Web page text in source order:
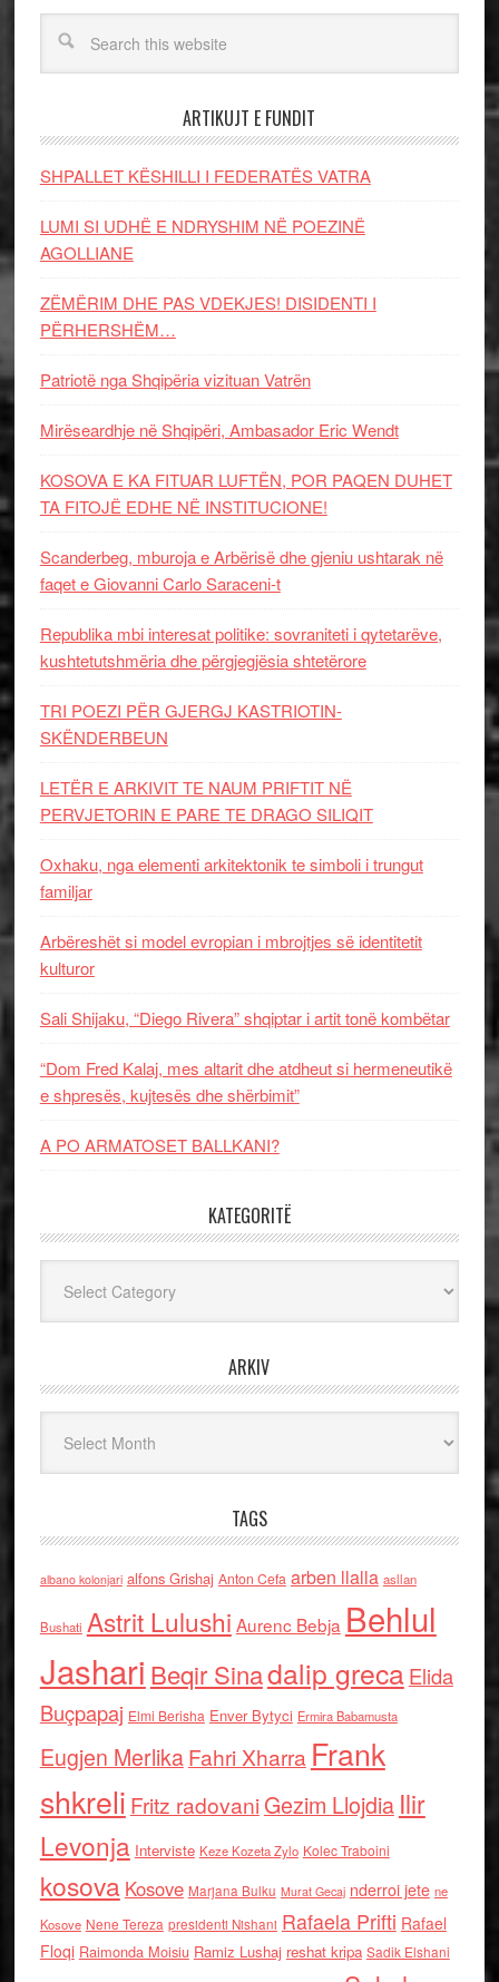
ARTIKUJT E FUNDIT
SHPALLET KËSHILLI I FEDERATËS VATRA
LUMI SI UDHË E NDRYSHIM NË POEZINË
AGOLLIANE
ZËMËRIM DHE PAS VDEKJES! DISIDENTI I
PËRHERSHËM…
Patriotë nga Shqipëria vizituan Vatrën
Mirëseardhje në Shqipëri, Ambasador Eric Wendt
KOSOVA E KA FITUAR LUFTËN, POR PAQEN DUHET
TA FITOJË EDHE NË INSTITUCIONE!
Scanderbeg, mburoja e Arbërisë dhe gjeniu ushtarak në
faqet e Giovanni Carlo Saraceni-t
Republika mbi interesat politike: sovraniteti i qytetarëve,
kushtetutshmëria dhe përgjegjësia shtetërore
TRI POEZI PËR GJERGJ KASTRIOTIN-
SKËNDERBEUN
LETËR E ARKIVIT TE NAUM PRIFTIT NË
PERVJETORIN E PARE TE DRAGO SILIQIT
Oxhaku, nga elementi arkitektonik te simboli i trungut
familjar
Arbëreshët si model evropian i mbrojtjes së identitetit
kulturor
Sali Shijaku, “Diego Rivera” shqiptar i artit tonë kombëtar
“Dom Fred Kalaj, mes altarit dhe atdheut si hermeneutikë
e shpresës, kujtesës dhe shërbimit”
A PO ARMATOSET BALLKANI?
KATEGORITË
ARKIV
TAGS
albano kolonjari alfons Grishaj Anton Cefa arben llalla asllan
Bushati Astrit Lulushi Aurenc Bebja Behlul
Jashari Beqir Sinadalip grecaElida
Buçpapaj Elmi Berisha Enver Bytyci Ermira Babamusta
Eugjen MerlikaFahri Xharra Frank
shkreli Fritz radovaniGezim Llojdia Ilir
Levonja Interviste Keze Kozeta Zylo Kolec Traboini
kosova Kosove Marjana Bulku Murat Gecaj nderroi jete ne
Kosove Nene Tereza presidenti Nishani Rafaela Prifti Rafael
Floqi Raimonda Moisiu Ramiz Lushaj reshat kripa Sadik Elshani